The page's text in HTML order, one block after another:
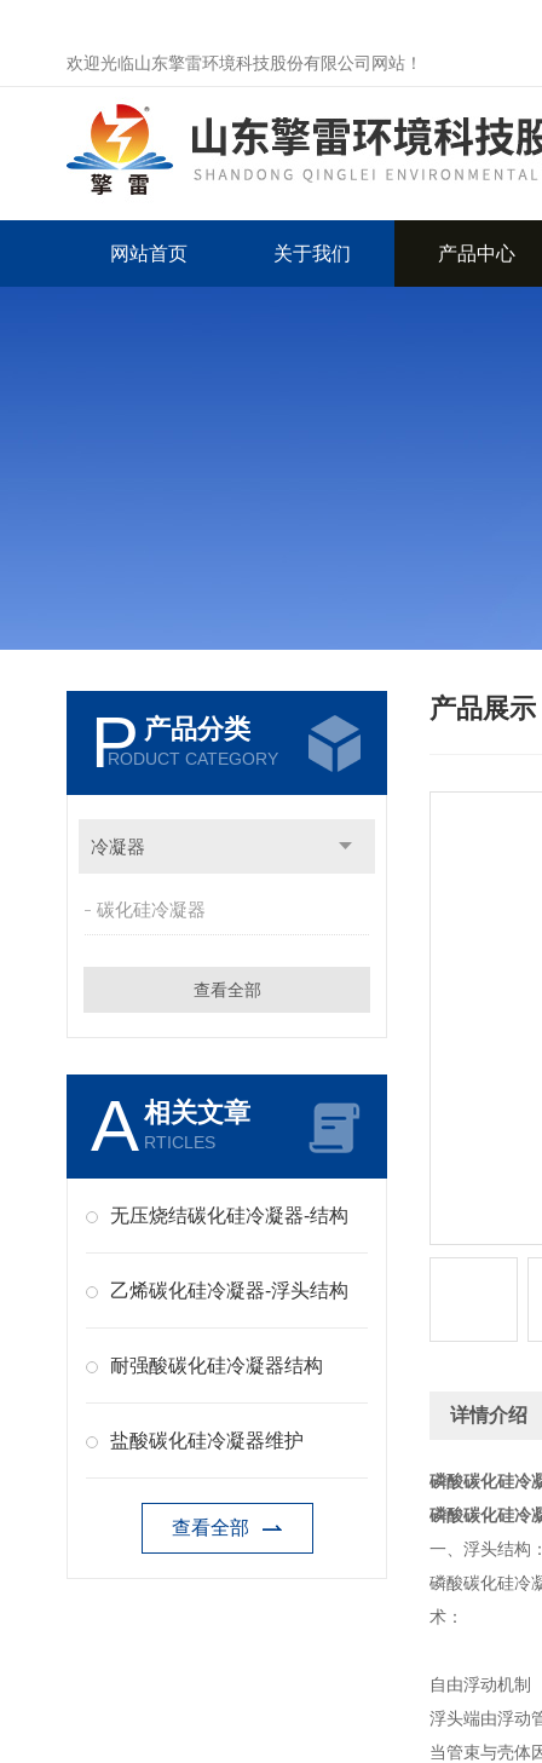
欢迎光临山东擎雷环境科技股份有限公司网站！
网站首页 关于我们 产品中心
P 产品分类
RODUCT CATEGORY
冷凝器
碳化硅冷凝器
查看全部
A相关文章
RTICLES
无压烧结碳化硅冷凝器-结构
乙烯碳化硅冷凝器-浮头结构
耐强酸碳化硅冷凝器结构
盐酸碳化硅冷凝器维护
查看全部
产品展示
详情介绍
磷酸碳化硅冷
磷酸碳化硅冷
一、浮头结构
磷酸碳化硅冷
术：
自由浮动机制
浮头端由浮动
当管束与壳体